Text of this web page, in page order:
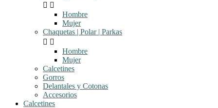
 
Hombre
Mujer
Chaquetas | Polar | Parkas
 
Hombre
Mujer
Calcetines
Gorros
Delantales y Cotonas
Accesorios
Calcetines